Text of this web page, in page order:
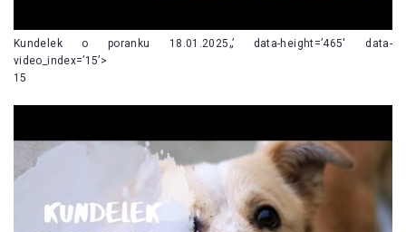
Kundelek o poranku 18.01.2025„’ data-height=’465′ data-
video_index=’15’>
15